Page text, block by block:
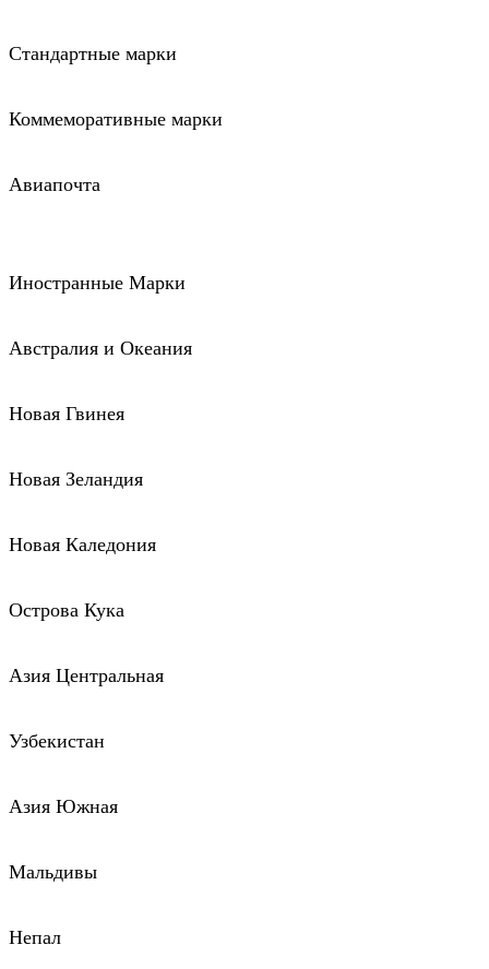
Стандартные марки
Коммеморативные марки
Авиапочта
Иностранные Марки
Австралия и Океания
Новая Гвинея
Новая Зеландия
Новая Каледония
Острова Кука
Азия Центральная
Узбекистан
Азия Южная
Мальдивы
Непал